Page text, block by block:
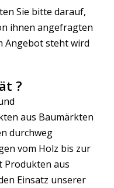
Sie bitte darauf,
ihnen angefragten
Angebot steht wird
?
aus Baumärkten
durchweg
vom Holz bis zur
Produkten aus
Einsatz unserer